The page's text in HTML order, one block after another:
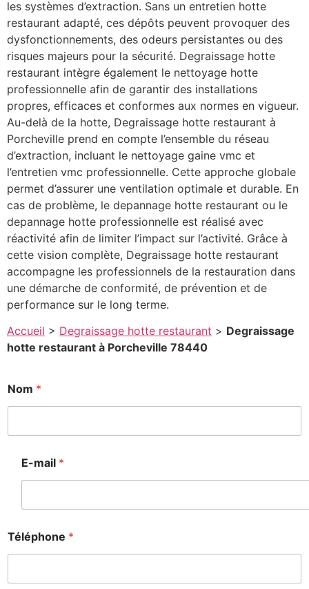
les systèmes d’extraction. Sans un entretien hotte
restaurant adapté, ces dépôts peuvent provoquer des
dysfonctionnements, des odeurs persistantes ou des
risques majeurs pour la sécurité. Degraissage hotte
restaurant intègre également le nettoyage hotte
professionnelle afin de garantir des installations
propres, efficaces et conformes aux normes en vigueur.
Au-delà de la hotte, Degraissage hotte restaurant à
Porcheville prend en compte l’ensemble du réseau
d’extraction, incluant le nettoyage gaine vmc et
l’entretien vmc professionnelle. Cette approche globale
permet d’assurer une ventilation optimale et durable. En
cas de problème, le depannage hotte restaurant ou le
depannage hotte professionnelle est réalisé avec
réactivité afin de limiter l’impact sur l’activité. Grâce à
cette vision complète, Degraissage hotte restaurant
accompagne les professionnels de la restauration dans
une démarche de conformité, de prévention et de
performance sur le long terme.
Accueil > Degraissage hotte restaurant > Degraissage
hotte restaurant à Porcheville 78440
Nom *
E-mail *
Téléphone *